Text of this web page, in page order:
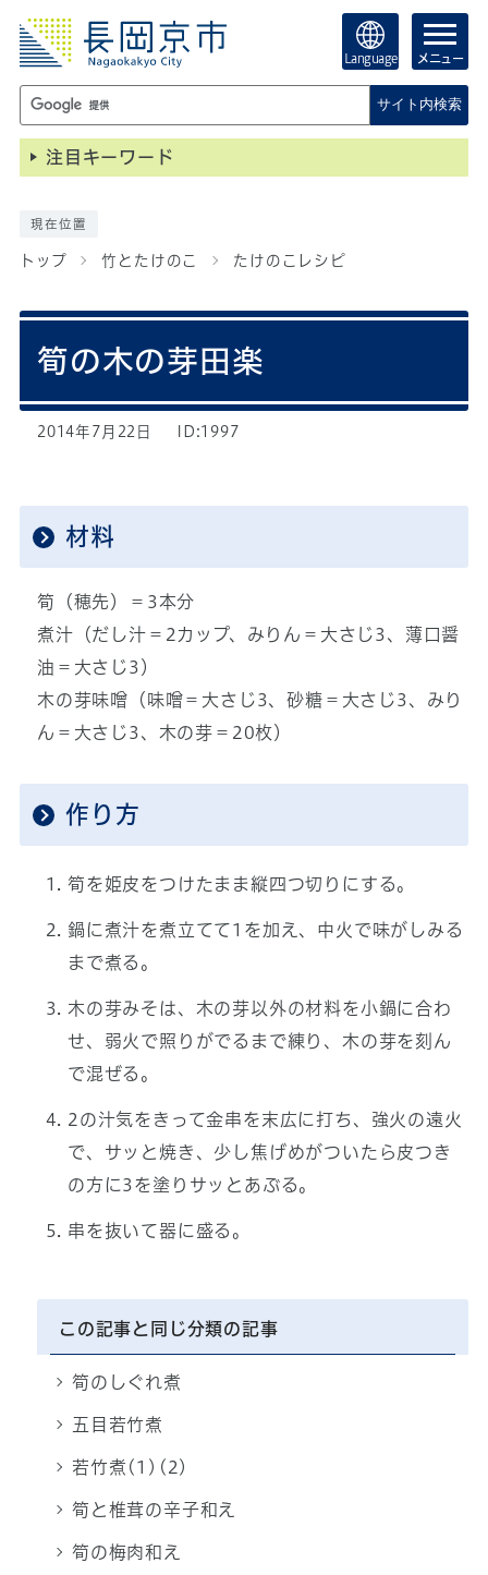
Language メニュー
サイト内検索
注目キーワード
現在位置
トップ 竹とたけのこ たけのこレシピ
筍の木の芽田楽
2014年7月22日 ID:1997
材料
筍（穂先）＝3本分
煮汁（だし汁＝2カップ、みりん＝大さじ3、薄口醤
油＝大さじ3）
木の芽味噌（味噌＝大さじ3、砂糖＝大さじ3、みり
ん＝大さじ3、木の芽＝20枚）
作り方
筍を姫皮をつけたまま縦四つ切りにする。
鍋に煮汁を煮立てて1を加え、中火で味がしみる
まで煮る。
木の芽みそは、木の芽以外の材料を小鍋に合わ
せ、弱火で照りがでるまで練り、木の芽を刻ん
で混ぜる。
2の汁気をきって金串を末広に打ち、強火の遠火
で、サッと焼き、少し焦げめがついたら皮つき
の方に3を塗りサッとあぶる。
串を抜いて器に盛る。
この記事と同じ分類の記事
筍のしぐれ煮
五目若竹煮
若竹煮(1)(2)
筍と椎茸の辛子和え
筍の梅肉和え